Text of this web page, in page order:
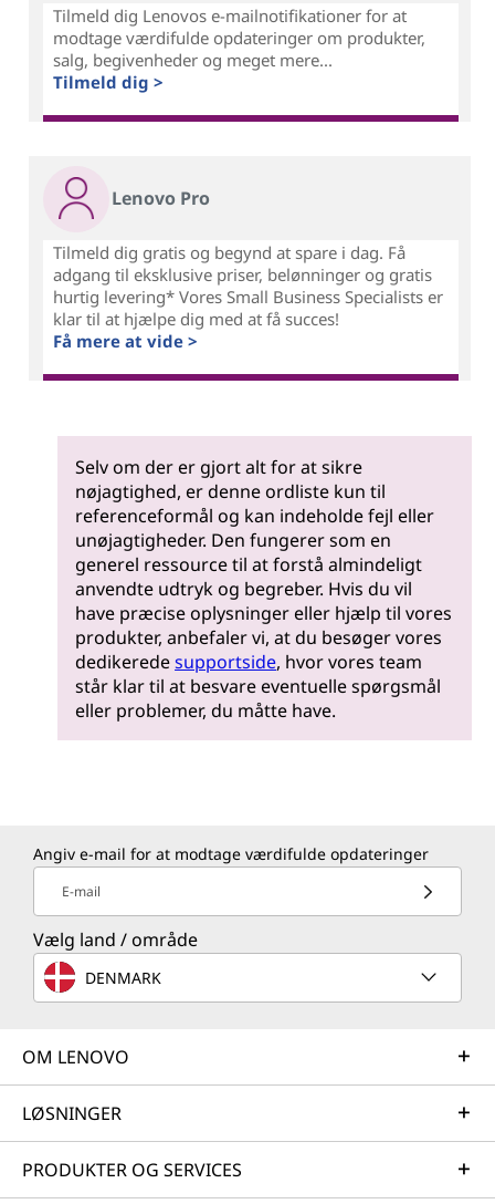
Tilmeld dig Lenovos e-mailnotifikationer for at
modtage værdifulde opdateringer om produkter,
salg, begivenheder og meget mere...
Tilmeld dig >
Lenovo Pro
Tilmeld dig gratis og begynd at spare i dag. Få
adgang til eksklusive priser, belønninger og gratis
hurtig levering* Vores Small Business Specialists er
klar til at hjælpe dig med at få succes!
Få mere at vide >
Selv om der er gjort alt for at sikre
nøjagtighed, er denne ordliste kun til
referenceformål og kan indeholde fejl eller
unøjagtigheder. Den fungerer som en
generel ressource til at forstå almindeligt
anvendte udtryk og begreber. Hvis du vil
have præcise oplysninger eller hjælp til vores
produkter, anbefaler vi, at du besøger vores
dedikeredesupportside, hvor vores team
står klar til at besvare eventuelle spørgsmål
eller problemer, du måtte have.
Angiv e-mail for at modtage værdifulde opdateringer
E-mail
Vælg land / område
DENMARK
OM LENOVO
LØSNINGER
PRODUKTER OG SERVICES